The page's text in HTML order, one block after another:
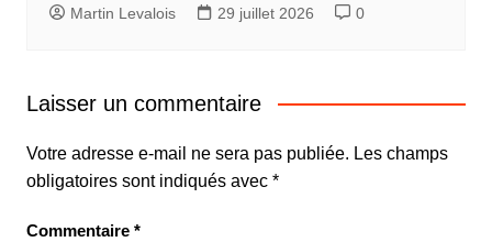
Martin Levalois 29 juillet 2026 0
Laisser un commentaire
Votre adresse e-mail ne sera pas publiée. Les champs
obligatoires sont indiqués avec *
Commentaire *